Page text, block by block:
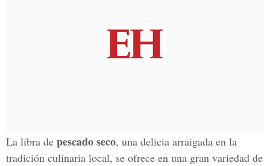
La libra de pescado seco, una delicia arraigada en la
tradición culinaria local, se ofrece en una gran variedad de